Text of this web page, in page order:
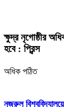
ক্ষুদ্র নৃগোষ্ঠীর
হবে : প্রিন্স
অধিক পঠিত
নজরুল